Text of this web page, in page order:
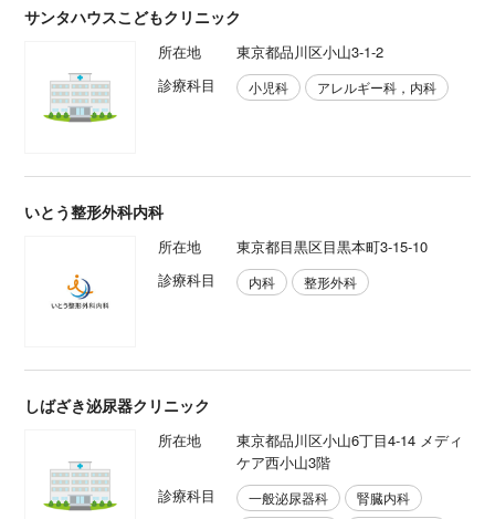
サンタハウスこどもクリニック
所在地
東京都品川区小山3-1-2
診療科目
小児科 アレルギー科，内科
いとう整形外科内科
所在地
東京都目黒区目黒本町3-15-10
診療科目
内科 整形外科
しばざき泌尿器クリニック
所在地
東京都品川区小山6丁目4-14 メディ
ケア西小山3階
診療科目
一般泌尿器科
腎臓内科